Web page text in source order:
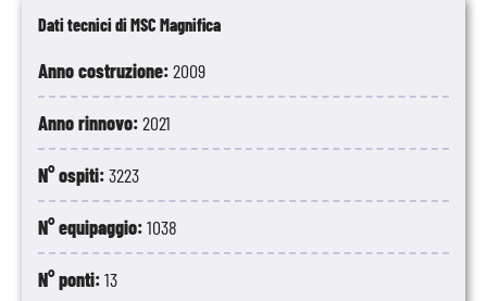
Dati tecnici di MSC Magnifica
Anno costruzione:2009
Anno rinnovo:2021
N° ospiti:3223
N° equipaggio:1038
N° ponti:13